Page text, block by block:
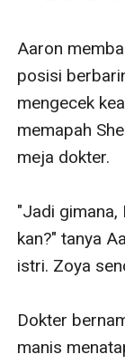
Aaron
posisi
mengecek
memapah
meja dokter.
"Jadi gimana,
kan?" tanya
istri. Zoya
Dokter
manis